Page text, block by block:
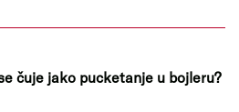
čuje jako pucketanje u bojleru?